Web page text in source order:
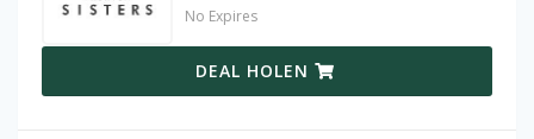
No Expires
DEAL HOLEN